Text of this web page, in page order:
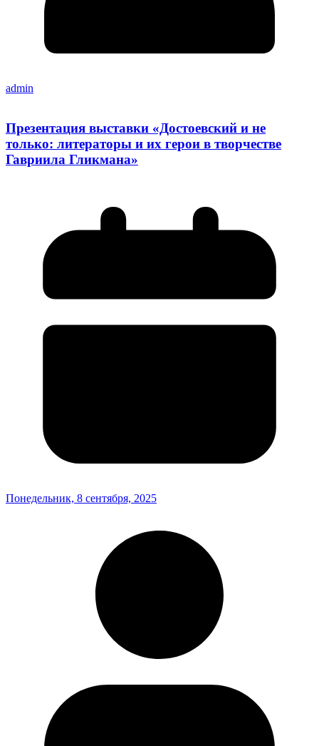
admin
Презентация выставки «Достоевский и не
только: литераторы и их герои в творчестве
Гавриила Гликмана»
Понедельник, 8 сентября, 2025